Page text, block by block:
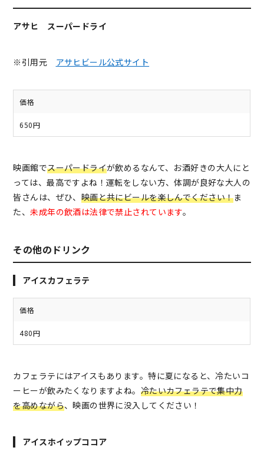
アサヒ スーパードライ
※引用元 アサヒビール公式サイト
価格
650円
映画館でスーパードライが飲めるなんて、お酒好きの大人にと
っては、最高ですよね！運転をしない方、体調が良好な大人の
皆さんは、ぜひ、 映画と共にビールを楽しんでください！ま
た、未成年の飲酒は法律で禁止されています。
その他のドリンク
アイスカフェラテ
価格
480円
カフェラテにはアイスもあります。特に夏になると、冷たいコ
ーヒーが飲みたくなりますよね。 冷たいカフェラテで集中力
を高めながら、映画の世界に没入してください！
アイスホイップココア